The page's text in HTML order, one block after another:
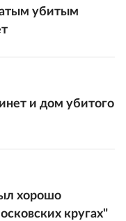
убитым
и дом убитого
хорошо
кругах"